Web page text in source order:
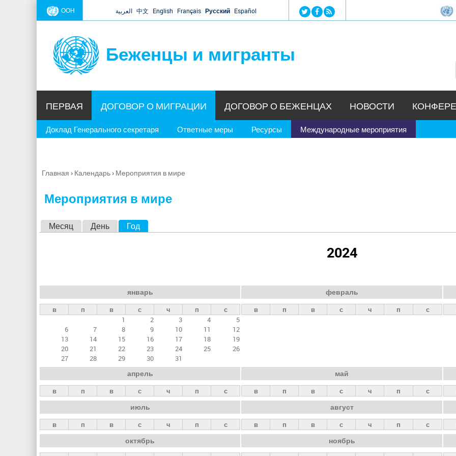
Jump to navigation
ООН العربية 中文 English Français Русский Español
Беженцы и мигранты
ПЕРВАЯ ДОГОВОР О МИГРАЦИИ
Доклад Генерального секретаря Ответные меры Ресурсы Международные мероприятия
ДОГОВОР О БЕЖЕНЦАХ НОВОСТИ
Вы
Главная › Календарь› Мероприятия в мире
Мероприятия в мире
н
ы
е
а
д
к
и
Месяц День Год
2024
январь
в п в с ч п
с
1
2 3 4
5
6
7 8 9 10 11
12
13
14 15 16 17 18
19
20
21 22 23 24 25
26
27
28 29 30 31
февраль
в п в с ч п с
апрель
в п в с ч п с
май
в п в с ч п с
июль
в п в с ч п с
август
в п в с ч п с
октябрь ноябрь